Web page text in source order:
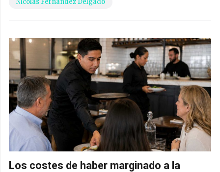
Los costes de haber marginado a la